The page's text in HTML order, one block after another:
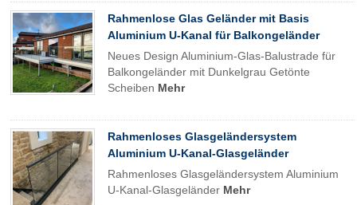
Rahmenlose Glas Geländer mit Basis
Aluminium U-Kanal für Balkongeländer
Neues Design Aluminium-Glas-Balustrade für
Balkongeländer mit Dunkelgrau Getönte
Scheiben Mehr
Rahmenloses Glasgeländersystem
Aluminium U-Kanal-Glasgeländer
Rahmenloses Glasgeländersystem Aluminium
U-Kanal-Glasgeländer Mehr